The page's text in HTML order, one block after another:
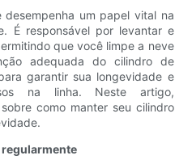
um papel vital na
É responsável por levantar e
que você limpe a neve
adequada do cilindro de
garantir sua longevidade e
na linha. Neste artigo,
como manter seu cilindro
regularmente